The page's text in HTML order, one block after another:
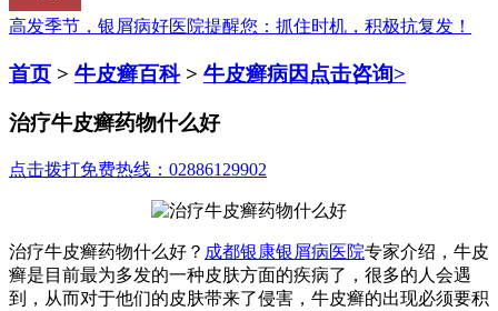
高发季节，银屑病好医院提醒您： 抓住时机，积极抗复发！
首页 > 牛皮癣百科> 牛皮癣病因 点击咨询>
治疗牛皮癣药物什么好
点击拨打免费热线：02886129902
治疗牛皮癣药物什么好？ 成都银康银屑病医院专家介绍，牛皮
癣是目前最为多发的一种皮肤方面的疾病了，很多的人会遇
到，从而对于他们的皮肤带来了侵害，牛皮癣的出现必须要积